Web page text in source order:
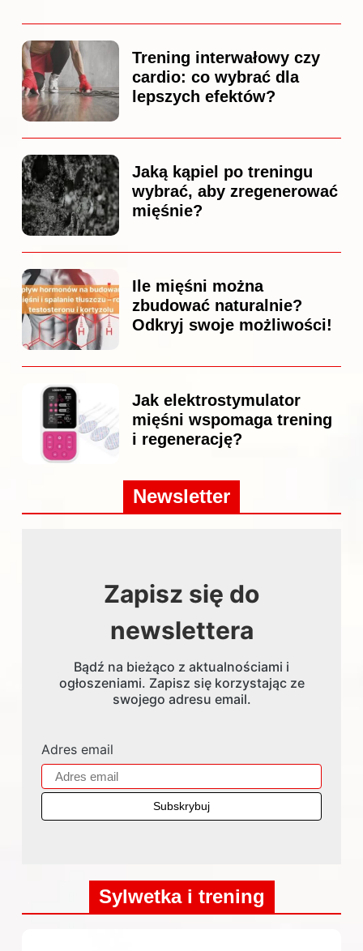
Trening interwałowy czy
cardio: co wybrać dla
lepszych efektów?
Jaką kąpiel po treningu
wybrać, aby zregenerować
mięśnie?
Ile mięśni można
zbudować naturalnie?
Odkryj swoje możliwości!
Jak elektrostymulator
mięśni wspomaga trening
i regenerację?
Newsletter
Zapisz się do
newslettera
Bądź na bieżąco z aktualnościami i
ogłoszeniami. Zapisz się korzystając ze
swojego adresu email.
Adres email
Sylwetka i trening